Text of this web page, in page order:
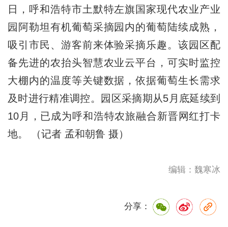
日，呼和浩特市土默特左旗国家现代农业产业
园阿勒坦有机葡萄采摘园内的葡萄陆续成熟，
吸引市民、游客前来体验采摘乐趣。该园区配
备先进的农抬头智慧农业云平台，可实时监控
大棚内的温度等关键数据，依据葡萄生长需求
及时进行精准调控。园区采摘期从5月底延续到
10月，已成为呼和浩特农旅融合新晋网红打卡
地。 （记者 孟和朝鲁 摄）
编辑：魏寒冰
分享：